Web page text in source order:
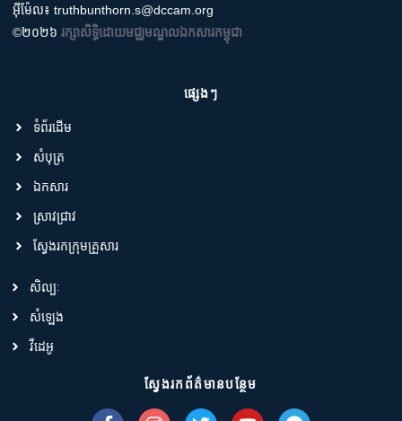
អ៊ីម៉ែល៖ truthbunthorn.s@dccam.org
©២០២៦ រក្សាសិទ្ធិដោយមជ្ឈមណ្ឌលឯកសារកម្ពុជា
ផ្សេងៗ
ទំព័រដើម
សំបុត្រ
ឯកសារ
ស្រាវជ្រាវ
ស្វែងរកក្រុមគ្រួសារ
សិល្បៈ
សំឡេង
វីដេអូ
ស្វែងរកព័ត៌មានបន្ថែម